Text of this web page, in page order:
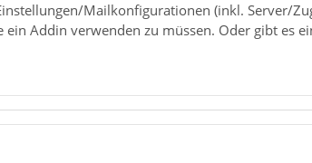
Mailkonfigurationen (inkl. Server/
Addin verwenden zu müssen. Oder gibt es